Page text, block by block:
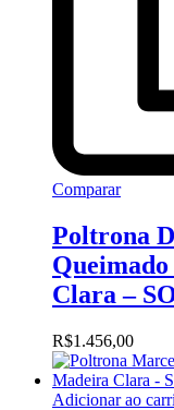
Comparar
Poltrona
Clara –
R$1.456,00
Adicionar ao